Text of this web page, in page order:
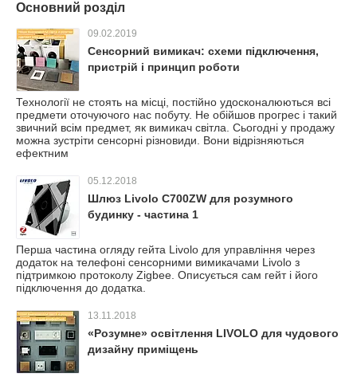
Основний розділ
09.02.2019
Сенсорний вимикач: схеми підключення,
пристрій і принцип роботи
Технології не стоять на місці, постійно удосконалюються всі
предмети оточуючого нас побуту. Не обійшов прогрес і такий
звичний всім предмет, як вимикач світла. Сьогодні у продажу
можна зустріти сенсорні різновиди. Вони відрізняються
ефектним
05.12.2018
Шлюз Livolo C700ZW для розумного
будинку - частина 1
Перша частина огляду гейта Livolo для управління через
додаток на телефоні сенсорними вимикачами Livolo з
підтримкою протоколу Zigbee. Описується сам гейт і його
підключення до додатка.
13.11.2018
«Розумне» освітлення LIVOLO для чудового
дизайну приміщень